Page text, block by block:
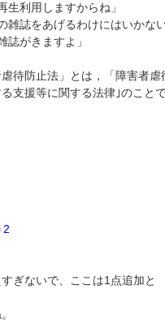
生利用しますからね」
雑誌をあげるわけにはいかな
誌がきますよ」
虐待防止法」とは，「障害者
支援等に関する法律｣のことで
2
ぎないで、ここは1点追加と